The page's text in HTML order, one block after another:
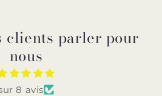
clients parler pour
nous
8 avis